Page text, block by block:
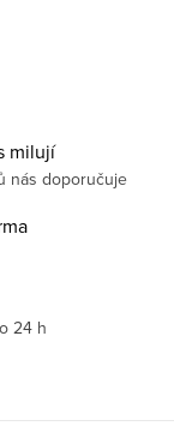
milují
nás doporučuje
24 h